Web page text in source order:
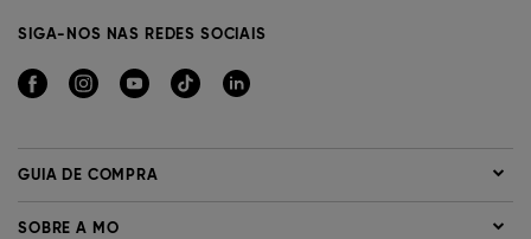
SIGA-NOS NAS REDES SOCIAIS
GUIA DE COMPRA
SOBRE A MO